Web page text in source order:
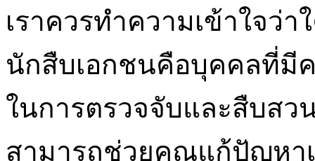
เราควรทำความเข้าใจว่
นักสืบเอกชนคือบุคคลที่มี
ในการตรวจจับและสืบส
สามารถช่วยคุณแก้ปัญหา